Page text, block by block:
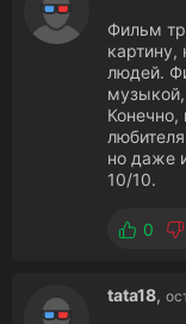
Фильм
картину,
людей.
Конечно,
но даже
10/10.
0
tata18,